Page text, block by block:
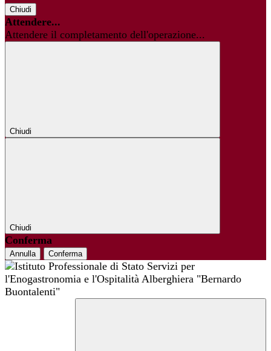
Chiudi
Attendere...
Attendere il completamento dell'operazione...
Chiudi
Chiudi
Conferma
Annulla Conferma